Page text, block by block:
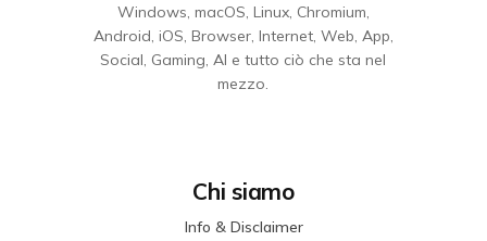
Windows, macOS, Linux, Chromium,
Android, iOS, Browser, Internet, Web, App,
Social, Gaming, AI e tutto ciò che sta nel
mezzo.
Chi siamo
Info & Disclaimer